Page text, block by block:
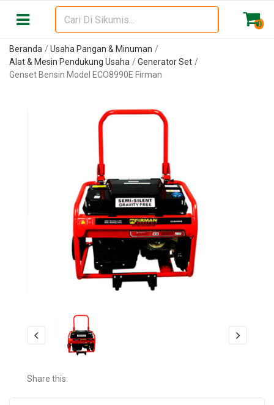
0
Beranda
Usaha Pangan & Minuman
Alat & Mesin Pendukung Usaha
Generator Set
Genset Bensin Model ECO8990E Firman
Share this: